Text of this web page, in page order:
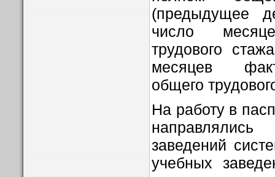
(предыдущее
число
трудового
месяцев
общего
На работу в
заведений
учебных